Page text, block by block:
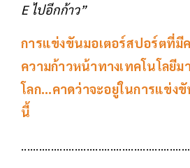
E ไปอีกก้าว”
การแข่งขันมอเตอร์สปอร์ตที่มี
ความก้าวหน้าทางเทคโนโลยีม
โลก...คาดว่าจะอยู่ในการแข่ง
นี้